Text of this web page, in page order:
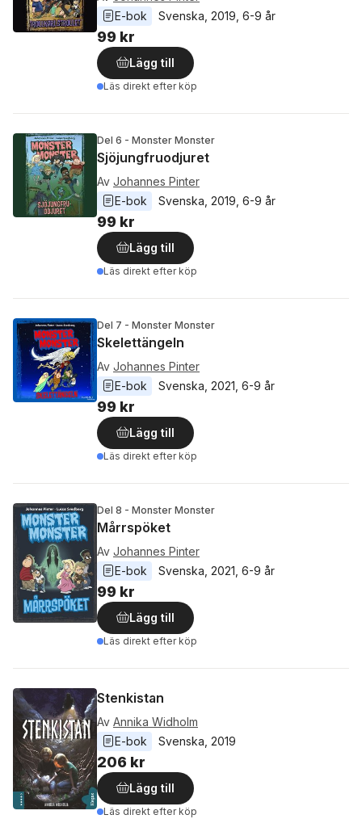
E-bok
Svenska 2019 6-9 år
99 kr
Lägg till
Läs direkt efter köp
Del 6 - Monster Monster
Sjöjungfruodjuret
Av Johannes Pinter
E-bok
Svenska 2019 6-9 år
99 kr
Lägg till
Läs direkt efter köp
Del 7 - Monster Monster
Skelettängeln
Av Johannes Pinter
E-bok
Svenska 2021 6-9 år
99 kr
Lägg till
Läs direkt efter köp
Del 8 - Monster Monster
Mårrspöket
Av Johannes Pinter
E-bok
Svenska 2021 6-9 år
99 kr
Lägg till
Läs direkt efter köp
Stenkistan
Av Annika Widholm
E-bok
Svenska 2019
206 kr
Lägg till
Läs direkt efter köp